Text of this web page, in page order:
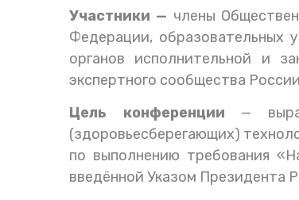
Участники — члены
Федерации, образовательных
органов исполнительной и
экспертного сообщества
Цель конференции —
(здоровьесберегающих)
по выполнению требования
введённой Указом Президента